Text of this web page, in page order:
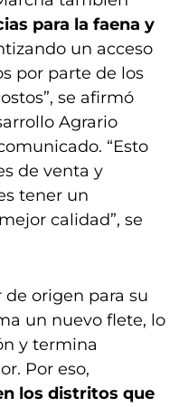
para la faena y
un acceso
por parte de los
se afirmó
Agrario
“Esto
de venta y
tener un
calidad”, se
de origen para su
un nuevo flete, lo
y termina
Por eso,
los distritos que